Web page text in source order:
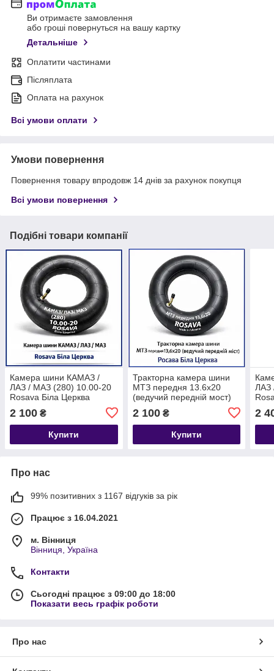
Ви отримаєте замовлення
або гроші повернуться на вашу картку
Детальніше
Оплатити частинами
Післяплата
Оплата на рахунок
Всі умови оплати
Умови повернення
Повернення товару впродовж 14 днів за рахунок покупця
Всі умови повернення
Подібні товари компанії
Камера шини КАМАЗ /
ЛАЗ / МАЗ (280) 10.00-20
Rosava Біла Церква
2 100 ₴
Купити
Тракторна камера шини
МТЗ передня 13.6х20
(ведучий передній мост)
2 100₴
Купити
ЛАЗ
2
Про нас
99% позитивних з 1167 відгуків за рік
Працює з 16.04.2021
м. Вінниця
Вінниця, Україна
Контакти
Сьогодні працює з 09:00 до 18:00
Показати весь графік роботи
Про нас